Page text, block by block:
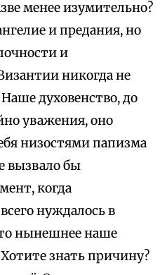
менее изумительно?
и предания, но
и
никогда не
духовенство, до
уважения, оно
низостями папизма
вызвало бы
когда
нуждалось в
нынешнее наше
знать причину?